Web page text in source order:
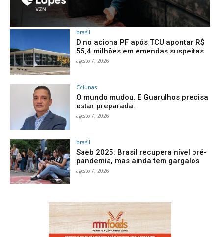
brasil
Dino aciona PF após TCU apontar R$
55,4 milhões em emendas suspeitas
agosto 7, 2026
Colunas
O mundo mudou. E Guarulhos precisa
estar preparada.
agosto 7, 2026
brasil
Saeb 2025: Brasil recupera nível pré-
pandemia, mas ainda tem gargalos
agosto 7, 2026